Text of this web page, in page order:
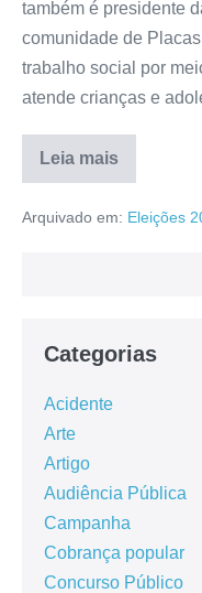
também é presidente
comunidade de
trabalho social por
atende crianças e
Leia mais
Arquivado em: Eleições
Categorias
Acidente
Arte
Artigo
Audiência Pública
Campanha
Cobrança popular
Concurso Público